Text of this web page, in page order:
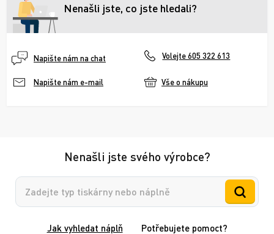
Nenašli jste, co jste hledali?
Napište nám na chat Volejte 605 322 613
Napište nám e-mail Vše o nákupu
Nenašli jste svého výrobce?
Vyhledávání
Jak vyhledat náplň Potřebujete pomoct?